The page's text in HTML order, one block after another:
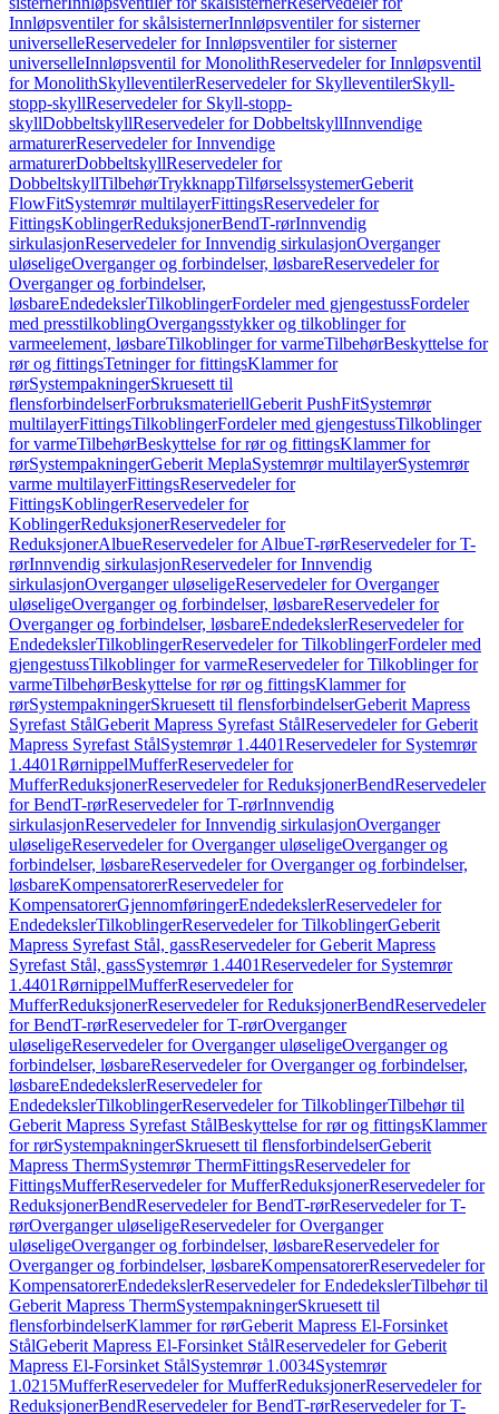
Innløpsventiler for skålsisternerInnløpsventiler for sisterner
universelleReservedeler for Innløpsventiler for sisterner
universelleInnløpsventil for MonolithReservedeler for Innløpsventil
for MonolithSkylleventilerReservedeler for SkylleventilerSkyll-
stopp-skyllReservedeler for Skyll-stopp-
skyllDobbeltskyllReservedeler for DobbeltskyllInnvendige
armaturerReservedeler for Innvendige
armaturerDobbeltskyllReservedeler for
DobbeltskyllTilbehørTrykknappTilførselssystemerGeberit
FlowFitSystemrør multilayerFittingsReservedeler for
FittingsKoblingerReduksjonerBendT-rørInnvendig
sirkulasjonReservedeler for Innvendig sirkulasjonOverganger
uløseligeOverganger og forbindelser, løsbareReservedeler for
Overganger og forbindelser,
løsbareEndedekslerTilkoblingerFordeler med gjengestussFordeler
med presstilkoblingOvergangsstykker og tilkoblinger for
varmeelement, løsbareTilkoblinger for varmeTilbehørBeskyttelse for
rør og fittingsTetninger for fittingsKlammer for
rørSystempakningerSkruesett til
flensforbindelserForbruksmateriellGeberit PushFitSystemrør
multilayerFittingsTilkoblingerFordeler med gjengestussTilkoblinger
for varmeTilbehørBeskyttelse for rør og fittingsKlammer for
rørSystempakningerGeberit MeplaSystemrør multilayerSystemrør
varme multilayerFittingsReservedeler for
FittingsKoblingerReservedeler for
KoblingerReduksjonerReservedeler for
ReduksjonerAlbueReservedeler for AlbueT-rørReservedeler for T-
rørInnvendig sirkulasjonReservedeler for Innvendig
sirkulasjonOverganger uløseligeReservedeler for Overganger
uløseligeOverganger og forbindelser, løsbareReservedeler for
Overganger og forbindelser, løsbareEndedekslerReservedeler for
EndedekslerTilkoblingerReservedeler for TilkoblingerFordeler med
gjengestussTilkoblinger for varmeReservedeler for Tilkoblinger for
varmeTilbehørBeskyttelse for rør og fittingsKlammer for
rørSystempakningerSkruesett til flensforbindelserGeberit Mapress
Syrefast StålGeberit Mapress Syrefast StålReservedeler for Geberit
Mapress Syrefast StålSystemrør 1.4401Reservedeler for Systemrør
1.4401RørnippelMufferReservedeler for
MufferReduksjonerReservedeler for ReduksjonerBendReservedeler
for BendT-rørReservedeler for T-rørInnvendig
sirkulasjonReservedeler for Innvendig sirkulasjonOverganger
uløseligeReservedeler for Overganger uløseligeOverganger og
forbindelser, løsbareReservedeler for Overganger og forbindelser,
løsbareKompensatorerReservedeler for
KompensatorerGjennomføringerEndedekslerReservedeler for
EndedekslerTilkoblingerReservedeler for TilkoblingerGeberit
Mapress Syrefast Stål, gassReservedeler for Geberit Mapress
Syrefast Stål, gassSystemrør 1.4401Reservedeler for Systemrør
1.4401RørnippelMufferReservedeler for
MufferReduksjonerReservedeler for ReduksjonerBendReservedeler
for BendT-rørReservedeler for T-rørOverganger
uløseligeReservedeler for Overganger uløseligeOverganger og
forbindelser, løsbareReservedeler for Overganger og forbindelser,
løsbareEndedekslerReservedeler for
EndedekslerTilkoblingerReservedeler for TilkoblingerTilbehør til
Geberit Mapress Syrefast StålBeskyttelse for rør og fittingsKlammer
for rørSystempakningerSkruesett til flensforbindelserGeberit
Mapress ThermSystemrør ThermFittingsReservedeler for
FittingsMufferReservedeler for MufferReduksjonerReservedeler for
ReduksjonerBendReservedeler for BendT-rørReservedeler for T-
rørOverganger uløseligeReservedeler for Overganger
uløseligeOverganger og forbindelser, løsbareReservedeler for
Overganger og forbindelser, løsbareKompensatorerReservedeler for
KompensatorerEndedekslerReservedeler for EndedekslerTilbehør til
Geberit Mapress ThermSystempakningerSkruesett til
flensforbindelserKlammer for rørGeberit Mapress El-Forsinket
StålGeberit Mapress El-Forsinket StålReservedeler for Geberit
Mapress El-Forsinket StålSystemrør 1.0034Systemrør
1.0215MufferReservedeler for MufferReduksjonerReservedeler for
ReduksjonerBendReservedeler for BendT-rørReservedeler for T-